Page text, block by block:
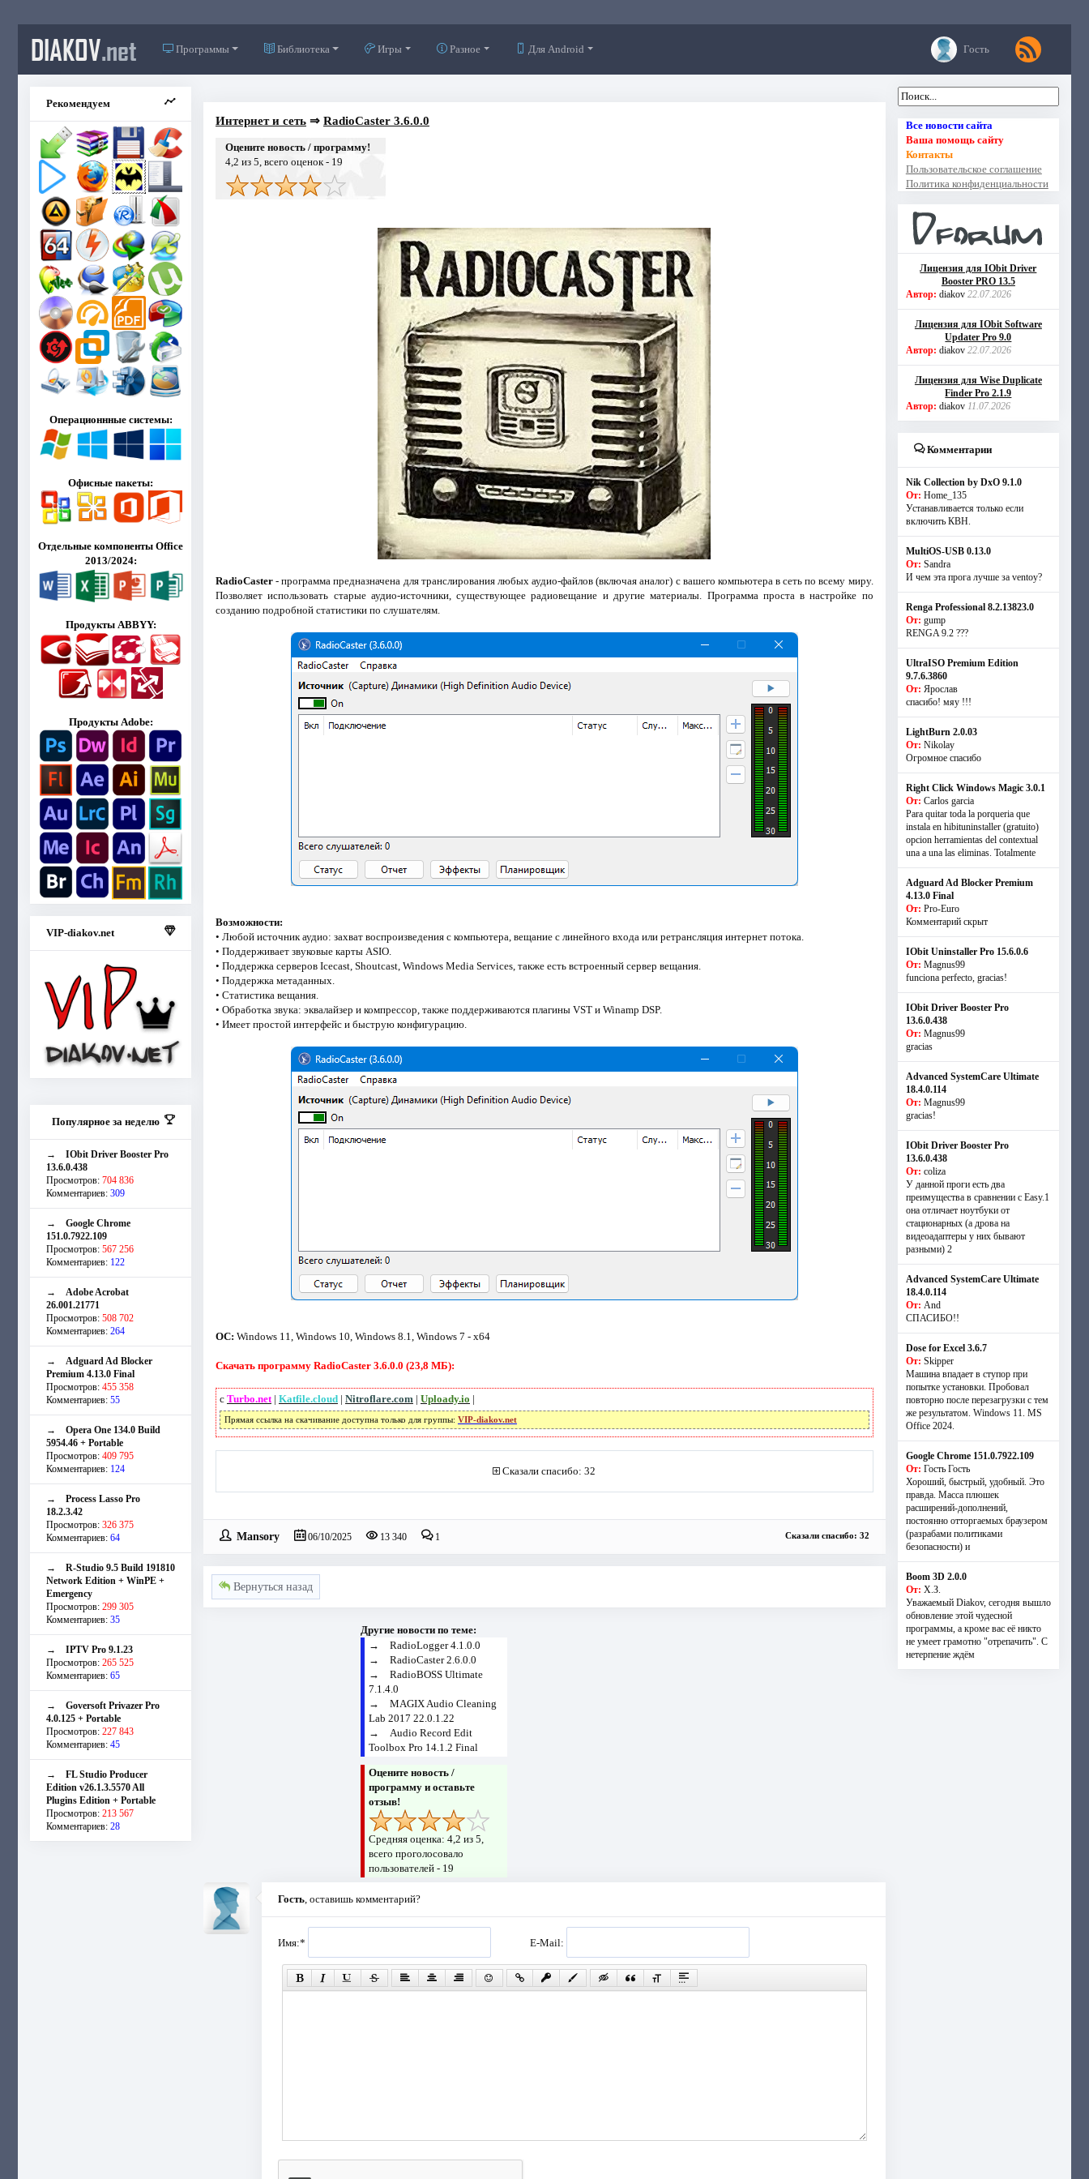
DIAKOV.net Программы Библиотека Игры Разное Для Android Гость
Рекомендуем
Операционнные системы:
Офисные пакеты:
Отдельные компоненты Office
2013/2024:
Продукты ABBYY:
Продукты Adobe:
VIP-diakov.net
Популярное за неделю
→ IObit Driver Booster Pro
13.6.0.438
Просмотров: 704 836
Комментариев: 309
→ Google Chrome
151.0.7922.109
Просмотров: 567 256
Комментариев: 122
→ Adobe Acrobat
26.001.21771
Просмотров: 508 702
Комментариев: 264
→ Adguard Ad Blocker
Premium 4.13.0 Final
Просмотров: 455 358
Комментариев: 55
→ Opera One 134.0 Build
5954.46 + Portable
Просмотров: 409 795
Комментариев: 124
→ Process Lasso Pro
18.2.3.42
Просмотров: 326 375
Комментариев: 64
→ R-Studio 9.5 Build 191810
Network Edition + WinPE +
Emergency
Просмотров: 299 305
Комментариев: 35
→ IPTV Pro 9.1.23
Просмотров: 265 525
Комментариев: 65
→ Goversoft Privazer Pro
4.0.125 + Portable
Просмотров: 227 843
Комментариев: 45
→ FL Studio Producer
Edition v26.1.3.5570 All
Plugins Edition + Portable
Просмотров: 213 567
Комментариев: 28
Интернет и сеть⇒ RadioCaster 3.6.0.0
Оцените новость / программу!
4,2 из 5, всего оценок - 19
RadioCaster- программа предназначена для транслирования любых аудио-файлов (включая аналог) с вашего компьютера в сеть по всему миру.
Позволяет использовать старые аудио-источники, существующее радиовещание и другие материалы. Программа проста в настройке по
созданию подробной статистики по слушателям.
Возможности:
• Любой источник аудио: захват воспроизведения с компьютера, вещание с линейного входа или ретрансляция интернет потока.
• Поддерживает звуковые карты ASIO.
• Поддержка серверов Icecast, Shoutcast, Windows Media Services, также есть встроенный сервер вещания.
• Поддержка метаданных.
• Статистика вещания.
• Обработка звука: эквалайзер и компрессор, также поддерживаются плагины VST и Winamp DSP.
• Имеет простой интерфейс и быструю конфигурацию.
ОС: Windows 11, Windows 10, Windows 8.1, Windows 7 - x64
Скачать программу RadioCaster 3.6.0.0 (23,8 МБ):
с Turbo.net| Katfile.cloud| Nitroflare.com | Uploady.io |
Прямая ссылка на скачивание доступна только для группы: VIP-diakov.net
Сказали спасибо: 32
Mansory 06/10/2025 13 340 1 Сказали спасибо: 32
Вернуться назад
Другие новости по теме:
→RadioLogger 4.1.0.0
→RadioCaster 2.6.0.0
→RadioBOSS Ultimate
7.1.4.0
→MAGIX Audio Cleaning
Lab 2017 22.0.1.22
→Audio Record Edit
Toolbox Pro 14.1.2 Final
Оцените новость /
программу и оставьте
отзыв!
Средняя оценка:4,2 из 5,
всего проголосовало
пользователей - 19
Гость, оставишь комментарий?
Имя:* E-Mail:
Все новости сайта
Ваша помощь сайту
Контакты
Пользовательское соглашение
Политика конфиденциальности
Лицензия для IObit Driver
Booster PRO 13.5
Автор: diakov 22.07.2026
Лицензия для IObit Software
Updater Pro 9.0
Автор: diakov 22.07.2026
Лицензия для Wise Duplicate
Finder Pro 2.1.9
Автор: diakov 11.07.2026
Комментарии
Nik Collection by DxO 9.1.0
От: Home_135
Устанавливается только если
включить КВН.
MultiOS-USB 0.13.0
От: Sandra
И чем эта прога лучше за ventoy?
Renga Professional 8.2.13823.0
От: gump
RENGA 9.2 ???
UltraISO Premium Edition
9.7.6.3860
От: Ярослав
спасибо! мяу !!!
LightBurn 2.0.03
От: Nikolay
Огромное спасибо
Right Click Windows Magic 3.0.1
От: Carlos garcia
Para quitar toda la porqueria que
instala en hibituninstaller (gratuito)
opcion herramientas del contextual
una a una las eliminas. Totalmente
Adguard Ad Blocker Premium
4.13.0 Final
От: Pro-Euro
Комментарий скрыт
IObit Uninstaller Pro 15.6.0.6
От: Magnus99
funciona perfecto, gracias!
IObit Driver Booster Pro
13.6.0.438
От: Magnus99
gracias
Advanced SystemCare Ultimate
18.4.0.114
От: Magnus99
gracias!
IObit Driver Booster Pro
13.6.0.438
От: coliza
У данной проги есть два
преимущества в сравнении с Easy.1
она отличает ноутбуки от
стационарных (а дрова на
видеоадаптеры у них бывают
разными) 2
Advanced SystemCare Ultimate
18.4.0.114
От: And
СПАСИБО!!
Dose for Excel 3.6.7
От: Skipper
Машина впадает в ступор при
попытке установки. Пробовал
повторно после перезагрузки с тем
же результатом. Windows 11. MS
Offiсe 2024.
Google Chrome 151.0.7922.109
От: Гость Гость
Хороший, быстрый, удобный. Это
правда. Масса плюшек
расширений-дополнений,
постоянно отторгаемых браузером
(разрабами политиками
безопасности) и
Boom 3D 2.0.0
От: Х.З.
Уважаемый Diakov, сегодня вышло
обновление этой чудесной
программы, а кроме вас её никто
не умеет грамотно "отрепачить". С
нетерпение ждём